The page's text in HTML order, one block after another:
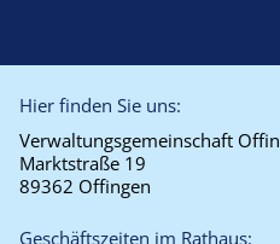
Hier finden Sie uns:
Verwaltungsgemeinschaft
Marktstraße 19
89362 Offingen
Geschäftszeiten im Rathaus: